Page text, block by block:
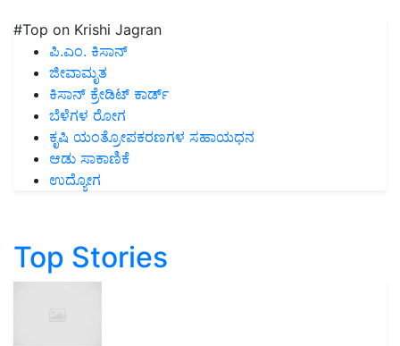
#Top on Krishi Jagran
ಪಿ.ಎಂ. ಕಿಸಾನ್
ಜೀವಾಮೃತ
ಕಿಸಾನ್ ಕ್ರೇಡಿಟ್ ಕಾರ್ಡ್
ಬೆಳೆಗಳ ರೋಗ
ಕೃಷಿ ಯಂತ್ರೋಪಕರಣಗಳ ಸಹಾಯಧನ
ಆಡು ಸಾಕಾಣಿಕೆ
ಉದ್ಯೋಗ
Top Stories